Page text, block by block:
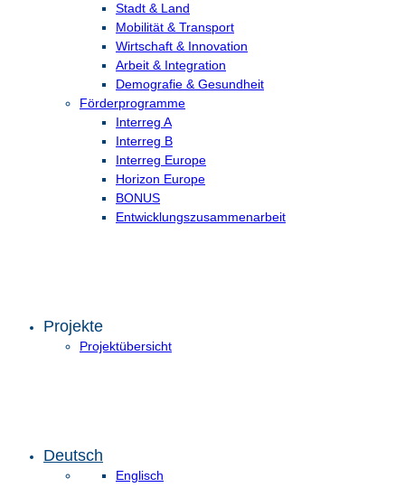
Stadt & Land
Mobilität & Transport
Wirtschaft & Innovation
Arbeit & Integration
Demografie & Gesundheit
Förderprogramme
Interreg A
Interreg B
Interreg Europe
Horizon Europe
BONUS
Entwicklungs­zusammenarbeit
Projekte
Projektübersicht
Deutsch
Englisch